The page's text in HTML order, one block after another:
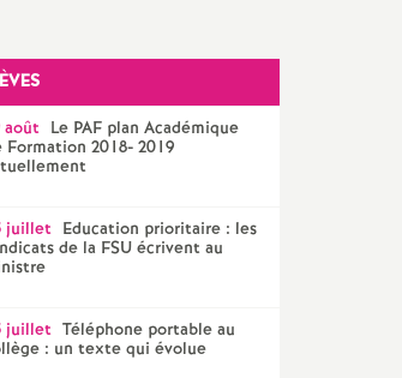
pour les militant-e-s
LGBTQIA +
août Le PAFplan Académique
Formation 2018- 2019
juillet Education prioritaire : les
de la FSUécrivent au
juillet Téléphone portable au
: un texte qui évolue